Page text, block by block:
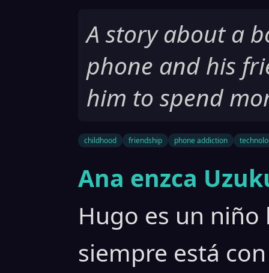
A story about a
phone and his
him to spend
childhood friendship phone addiction
Ana enzca
Hugo es un niño
siempre está